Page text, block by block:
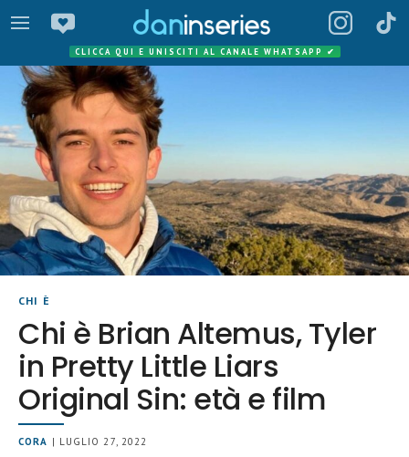
CLICCA QUI E UNISCITI AL CANALE WHATSAPP ✔
CHI È
Chi è Brian Altemus, Tyler
in Pretty Little Liars
Original Sin: età e film
CORA | LUGLIO 27, 2022